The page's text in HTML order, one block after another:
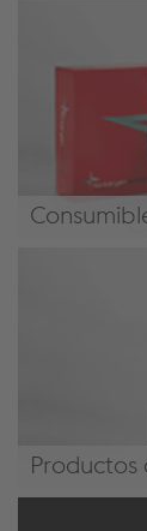
Productos